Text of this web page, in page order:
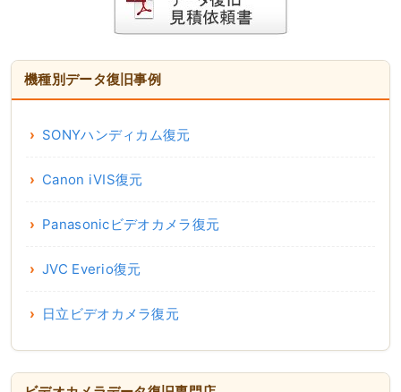
機種別データ復旧事例
SONYハンディカム復元
Canon iVIS復元
Panasonicビデオカメラ復元
JVC Everio復元
日立ビデオカメラ復元